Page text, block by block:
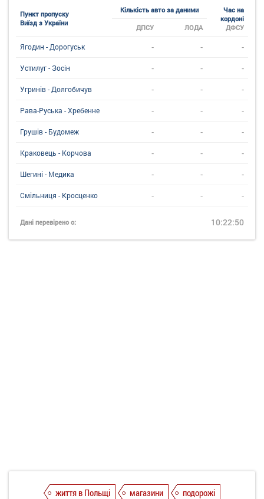
Пункт пропуску
Виїзд з України
Кількість авто за даними
Час на
кордоні
ДФСУ
ДПСУ ЛОДА
Ягодин - Дорогуськ - - -
Устилуг - Зосін - - -
Угринiв - Долгобичув - - -
Рава-Руська - Хребенне - - -
Грушів - Будомеж - - -
Краковець - Корчова - - -
Шегині - Медика - - -
Смільниця - Кросценко - - -
Дані перевірено о: 10:22:50
життя в Польщі магазини
подорожі